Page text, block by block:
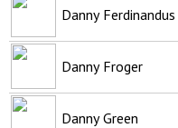
Danny Ferdinandus
Danny Froger
Danny Green